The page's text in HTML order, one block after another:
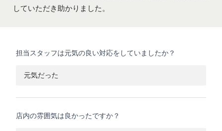
していただき助かりました。
担当スタッフは元気の良い対応をしていましたか？
元気だった
店内の雰囲気は良かったですか？